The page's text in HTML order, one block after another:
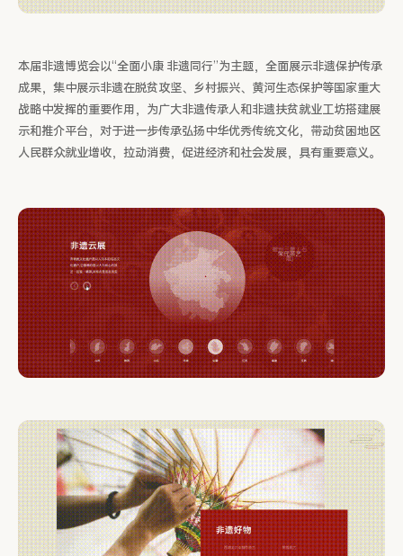
本届非遗博览会以“全面小康 非遗同行”为主题，全面展示非遗保护传承
成果，集中展示非遗在脱贫攻坚、乡村振兴、黄河生态保护等国家重大
战略中发挥的重要作用，为广大非遗传承人和非遗扶贫就业工坊搭建展
示和推介平台，对于进一步传承弘扬中华优秀传统文化，带动贫困地区
人民群众就业增收，拉动消费，促进经济和社会发展，具有重要意义。